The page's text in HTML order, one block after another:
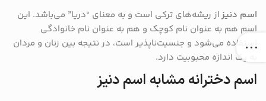
اسم دنیزاز ریشه‌های ترکی است و به معنای “دریا” می‌باشد. این
اسم هم به عنوان نام کوچک و هم به عنوان نام خانوادگی
استفاده می‌شود و جنسیت‌ناپذیر است، در نتیجه بین زنان و مردان
به یک اندازه محبوبیت دارد.
اسم دخترانه مشابه اسم دنیز